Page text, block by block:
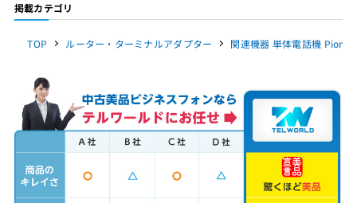
掲載カテゴリ
TOP ルーター・ターミナルアダプター 関連機器 単体電話機